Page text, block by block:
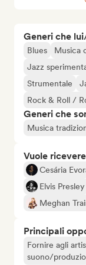
Generi che
Blues Musica
Jazz
Strumentale
Rock & Roll /
Generi che
Musica
Vuole
Cesária
Elvis Presley
Meghan
Principali
Fornire agli
suono/